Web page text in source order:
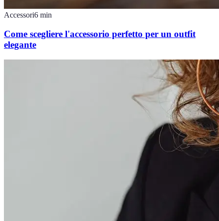
Accessori6 min
Come scegliere l'accessorio perfetto per un outfit
elegante